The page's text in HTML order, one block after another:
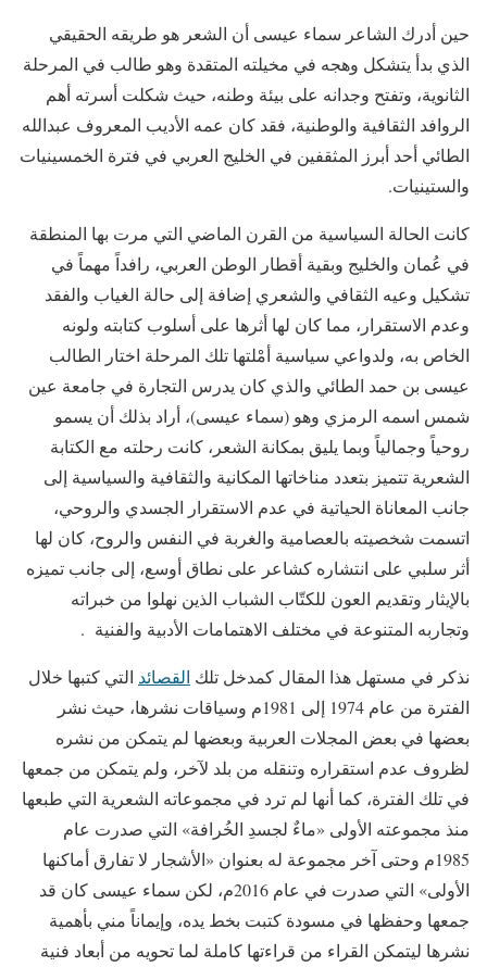
حين أدرك الشاعر سماء عيسى أن الشعر هو طريقه الحقيقي
الذي بدأ يتشكل وهجه في مخيلته المتقدة وهو طالب في المرحلة
الثانوية، وتفتح وجدانه على بيئة وطنه، حيث شكلت أسرته أهم
الروافد الثقافية والوطنية، فقد كان عمه الأديب المعروف عبدالله
الطائي أحد أبرز المثقفين في الخليج العربي في فترة الخمسينيات
والستينيات.
كانت الحالة السياسية من القرن الماضي التي مرت بها المنطقة
في عُمان والخليج وبقية أقطار الوطن العربي، رافداً مهماً في
تشكيل وعيه الثقافي والشعري إضافة إلى حالة الغياب والفقد
وعدم الاستقرار، مما كان لها أثرها على أسلوب كتابته ولونه
الخاص به، ولدواعي سياسية أمْلتها تلك المرحلة اختار الطالب
عيسى بن حمد الطائي والذي كان يدرس التجارة في جامعة عين
شمس اسمه الرمزي وهو (سماء عيسى)، أراد بذلك أن يسمو
روحياً وجمالياً وبما يليق بمكانة الشعر، كانت رحلته مع الكتابة
الشعرية تتميز بتعدد مناخاتها المكانية والثقافية والسياسية إلى
جانب المعاناة الحياتية في عدم الاستقرار الجسدي والروحي،
اتسمت شخصيته بالعصامية والغربة في النفس والروح، كان لها
أثر سلبي على انتشاره كشاعر على نطاق أوسع، إلى جانب تميزه
بالإيثار وتقديم العون للكتّاب الشباب الذين نهلوا من خبراته
وتجاربه المتنوعة في مختلف الاهتمامات الأدبية والفنية .
نذكر في مستهل هذا المقال كمدخل تلك القصائد التي كتبها خلال
الفترة من عام 1974 إلى 1981م وسياقات نشرها، حيث نشر
بعضها في بعض المجلات العربية وبعضها لم يتمكن من نشره
لظروف عدم استقراره وتنقله من بلد لآخر، ولم يتمكن من جمعها
في تلك الفترة، كما أنها لم ترد في مجموعاته الشعرية التي طبعها
منذ مجموعته الأولى «ماءٌ لجسدِ الخُرافة» التي صدرت عام
1985م وحتى آخر مجموعة له بعنوان «الأشجار لا تفارق أماكنها
الأولى» التي صدرت في عام 2016م، لكن سماء عيسى كان قد
جمعها وحفظها في مسودة كتبت بخط يده، وإيماناً مني بأهمية
نشرها ليتمكن القراء من قراءتها كاملة لما تحويه من أبعاد فنية